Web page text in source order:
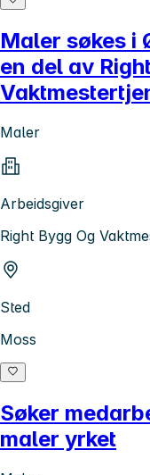
Maler søkes i
en del av
Maler
Arbeidsgiver
Right Bygg Og
Sted
Moss
Søker
maler yrket